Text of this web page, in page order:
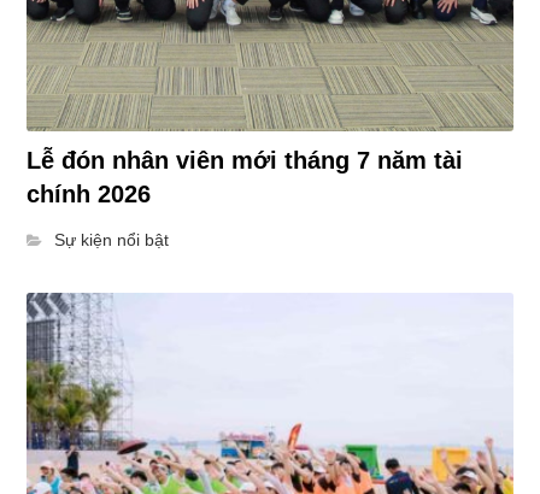
Lễ đón nhân viên mới tháng 7 năm tài
chính 2026
Sự kiện nổi bật